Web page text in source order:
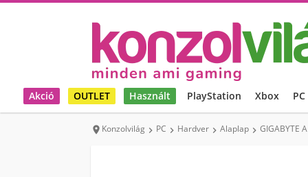
Akció OUTLET Használt PlayStation Xbox PC
 Konzolvilág  PC  Hardver  Alaplap  GIGABYTE